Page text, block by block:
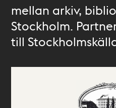
mellan arkiv,
Stockholm.
till